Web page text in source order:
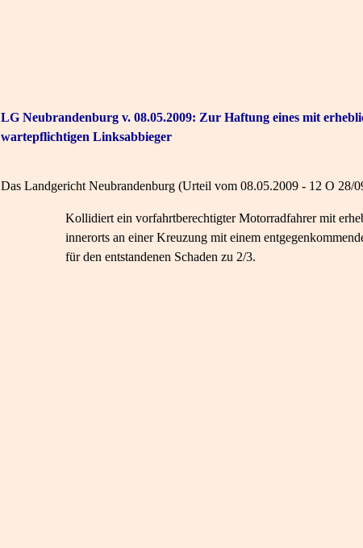
LG Neubrandenburg v. 08.05.2009: Zur Haftung eines mit
wartepflichtigen Linksabbieger
Das Landgericht Neubrandenburg (Urteil vom 08.05.2009 - 12 O 28/
Kollidiert ein vorfahrtberechtigter Motorradfahrer mit
innerorts an einer Kreuzung mit einem
für den entstandenen Schaden zu 2/3.